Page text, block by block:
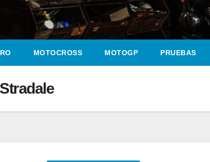
MOTOCROSS MOTOGP PRUEBAS